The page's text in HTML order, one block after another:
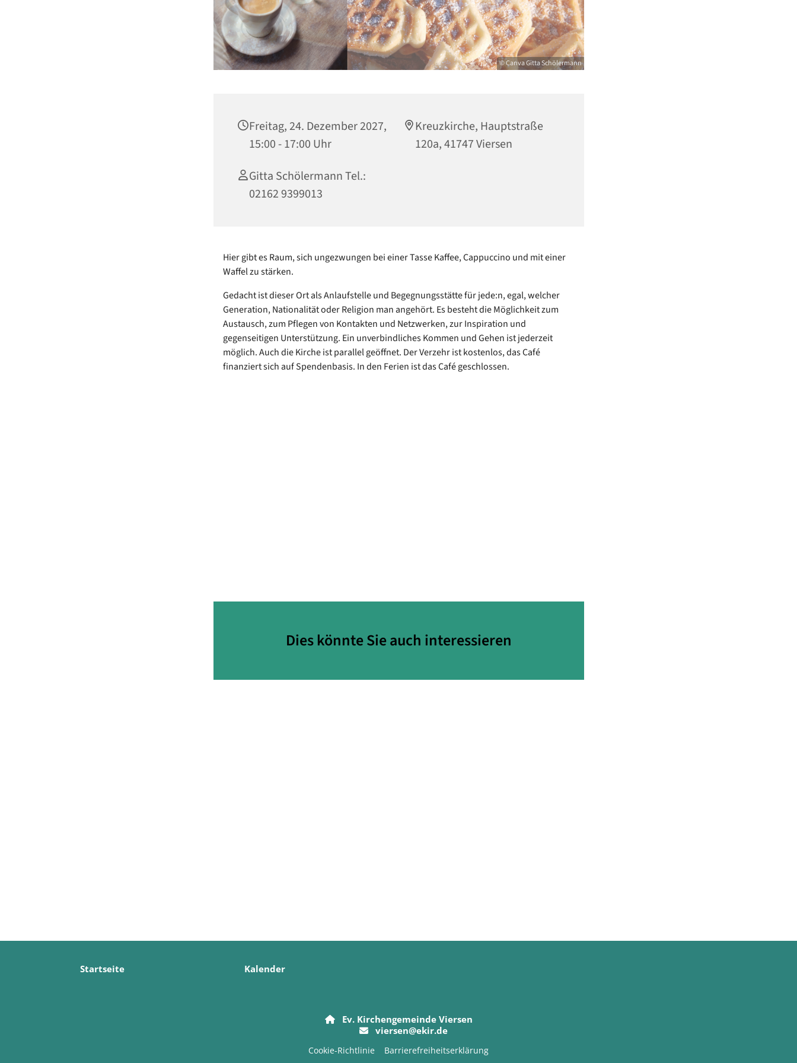
© Canva Gitta Schölermann
Freitag, 24. Dezember 2027,
15:00 - 17:00 Uhr
Kreuzkirche, Hauptstraße
120a, 41747 Viersen
Gitta Schölermann Tel.:
02162 9399013
Hier gibt es Raum, sich ungezwungen bei einer Tasse Kaffee, Cappuccino und mit einer
Waffel zu stärken.
Gedacht ist dieser Ort als Anlaufstelle und Begegnungsstätte für jede:n, egal, welcher
Generation, Nationalität oder Religion man angehört. Es besteht die Möglichkeit zum
Austausch, zum Pflegen von Kontakten und Netzwerken, zur Inspiration und
gegenseitigen Unterstützung. Ein unverbindliches Kommen und Gehen ist jederzeit
möglich. Auch die Kirche ist parallel geöffnet. Der Verzehr ist kostenlos, das Café
finanziert sich auf Spendenbasis. In den Ferien ist das Café geschlossen.
Dies könnte Sie auch interessieren
Startseite Kalender
Ev. Kirchengemeinde Viersen
viersen@ekir.de
Cookie-Richtlinie Barrierefreiheitserklärung